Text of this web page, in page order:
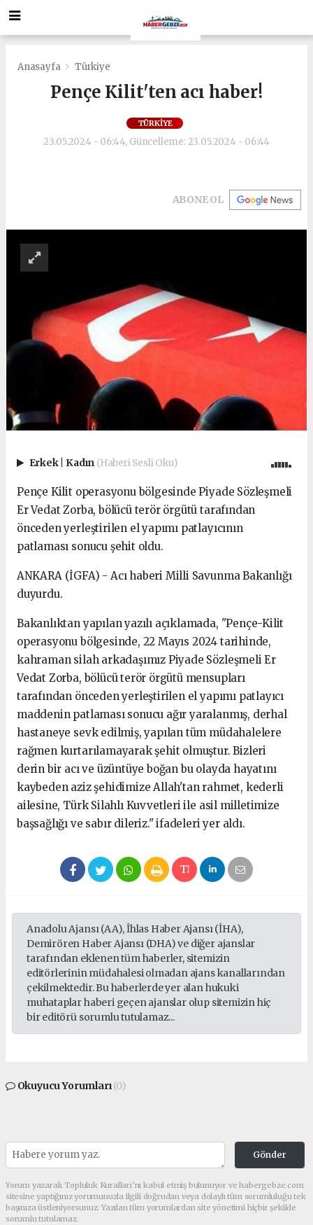
Anasayfa Türkiye
Pençe Kilit'ten acı haber!
TÜRKIYE
23.05.2024 - 06:44, Güncelleme: 23.05.2024 - 06:44
ABONE OL
Erkek Kadın (Haberi Sesli Oku)
Pençe Kilit operasyonu bölgesinde Piyade Sözleşmeli
Er Vedat Zorba, bölücü terör örgütü tarafından
önceden yerleştirilen el yapımı patlayıcının
patlaması sonucu şehit oldu.
ANKARA (İGFA) - Acı haberi Milli Savunma Bakanlığı
duyurdu.
Bakanlıktan yapılan yazılı açıklamada, "Pençe-Kilit
operasyonu bölgesinde, 22 Mayıs 2024 tarihinde,
kahraman silah arkadaşımız Piyade Sözleşmeli Er
Vedat Zorba, bölücü terör örgütü mensupları
tarafından önceden yerleştirilen el yapımı patlayıcı
maddenin patlaması sonucu ağır yaralanmış, derhal
hastaneye sevk edilmiş, yapılan tüm müdahalelere
rağmen kurtarılamayarak şehit olmuştur. Bizleri
derin bir acı ve üzüntüye boğan bu olayda hayatını
kaybeden aziz şehidimize Allah'tan rahmet, kederli
ailesine, Türk Silahlı Kuvvetleri ile asil milletimize
başsağlığı ve sabır dileriz." ifadeleri yer aldı.
Anadolu Ajansı (AA), İhlas Haber Ajansı (İHA),
Demirören Haber Ajansı (DHA) ve diğer ajanslar
tarafından eklenen tüm haberler, sitemizin
editörlerinin müdahalesi olmadan ajans kanallarından
çekilmektedir. Bu haberlerde yer alan hukuki
muhataplar haberi geçen ajanslar olup sitemizin hiç
bir editörü sorumlu tutulamaz...
Okuyucu Yorumları(0)
Gönder
Yorum yazarak Topluluk Kuralları’nı kabul etmiş bulunuyor ve habergebze.com
sitesine yaptığınız yorumunuzla ilgili doğrudan veya dolaylı tüm sorumluluğu tek
başınıza üstleniyorsunuz. Yazılan tüm yorumlardan site yönetimi hiçbir şekilde
sorumlu tutulamaz.